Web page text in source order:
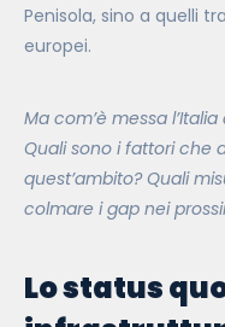
Penisola, sino a quelli
europei.
Ma com’è messa
Quali sono i fattori che
quest’ambito? Quali
colmare i gap nei
Lo status